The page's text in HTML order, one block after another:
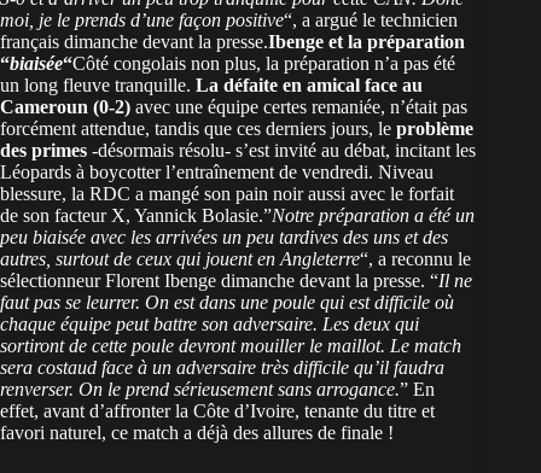
moi, je le prends d’une façon positive“, a argué le technicien
français dimanche devant la presse.Ibenge et la préparation
“biaisée“Côté congolais non plus, la préparation n’a pas été
un long fleuve tranquille. La défaite en amical face au
Cameroun (0-2) avec une équipe certes remaniée, n’était pas
forcément attendue, tandis que ces derniers jours, le problème
des primes -désormais résolu- s’est invité au débat, incitant les
Léopards à boycotter l’entraînement de vendredi. Niveau
blessure, la RDC a mangé son pain noir aussi avec le forfait
de son facteur X, Yannick Bolasie.”Notre préparation a été un
peu biaisée avec les arrivées un peu tardives des uns et des
autres, surtout de ceux qui jouent en Angleterre“, a reconnu le
sélectionneur Florent Ibenge dimanche devant la presse. “Il ne
faut pas se leurrer. On est dans une poule qui est difficile où
chaque équipe peut battre son adversaire. Les deux qui
sortiront de cette poule devront mouiller le maillot. Le match
sera costaud face à un adversaire très difficile qu’il faudra
renverser. On le prend sérieusement sans arrogance.” En
effet, avant d’affronter la Côte d’Ivoire, tenante du titre et
favori naturel, ce match a déjà des allures de finale !